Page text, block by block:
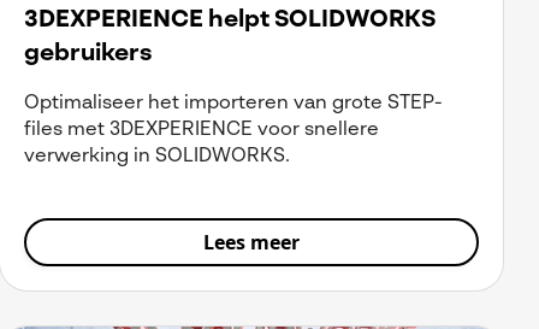
3DEXPERIENCE helpt SOLIDWORKS
gebruikers
Optimaliseer het importeren van grote STEP-
files met 3DEXPERIENCE voor snellere
verwerking in SOLIDWORKS.
Lees meer